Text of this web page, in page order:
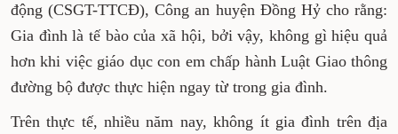
động (CSGT-TTCĐ), Công an huyện Đồng Hỷ cho rằng:
Gia đình là tế bào của xã hội, bởi vậy, không gì hiệu quả
hơn khi việc giáo dục con em chấp hành Luật Giao thông
đường bộ được thực hiện ngay từ trong gia đình.
Trên thực tế, nhiều năm nay, không ít gia đình trên địa